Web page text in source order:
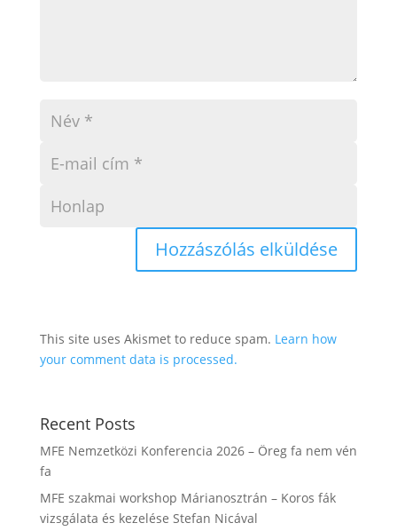
This site uses Akismet to reduce spam. Learn how
your comment data is processed.
Recent Posts
MFE Nemzetközi Konferencia 2026 – Öreg fa nem vén
fa
MFE szakmai workshop Márianosztrán – Koros fák
vizsgálata és kezelése Stefan Nicával